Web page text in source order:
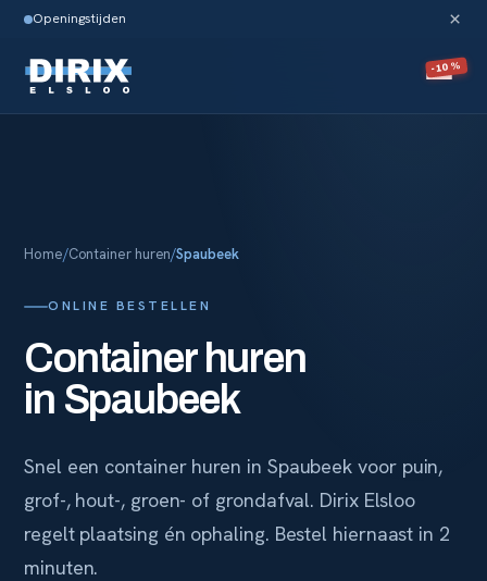
Openingstijden ×
-10%
Home/Container huren/Spaubeek
ONLINE BESTELLEN
Container huren
in Spaubeek
Snel een container huren in Spaubeek voor puin,
grof-, hout-, groen- of grondafval. Dirix Elsloo
regelt plaatsing én ophaling. Bestel hiernaast in 2
minuten.